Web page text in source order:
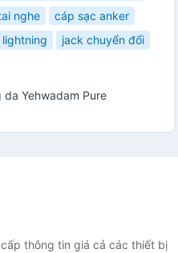
nghe
cáp sạc anker
jack chuyển đổi
Yehwadam Pure
thông tin giá cả các thiết bị